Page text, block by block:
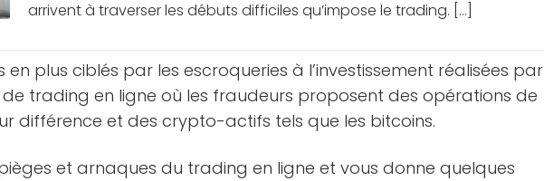
arrivent à traverser les débuts difficiles qu’impose le trading. [...]
plus ciblés par les escroqueries à l’investissement réalisées par
trading en ligne où les fraudeurs proposent des opérations de
différence et des crypto-actifs tels que les bitcoins.
et arnaques du trading en ligne et vous donne quelques